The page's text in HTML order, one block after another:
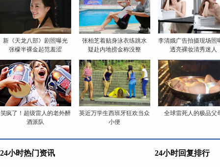
新《天龙八部》剧照曝光
张檬半裸金起范羞涩
张柏芝着贴身泳衣练跳水
疑赴内地捞金称没整
李清娥广告拍摄现场照
透亮裸妆清秀迷人
笑疯了！超级雷人的老外醉
酒派队
英近万学生西班牙狂欢当众
小便
全球雷死人的极品父
24小时热门资讯 24小时回复排行